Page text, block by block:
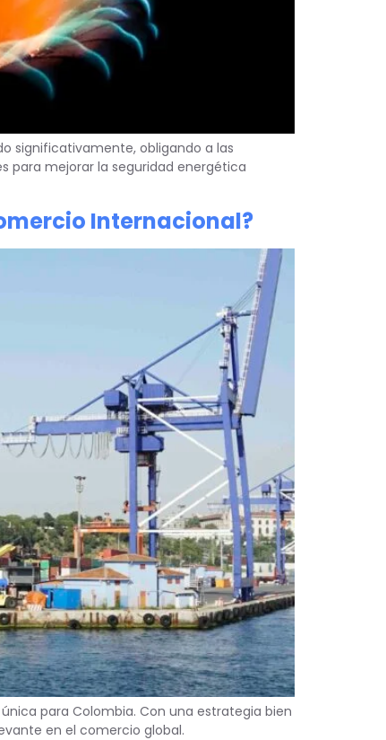
significativamente, obligando a las
para mejorar la seguridad energética
Internacional?
para Colombia. Con una estrategia bien
en el comercio global.